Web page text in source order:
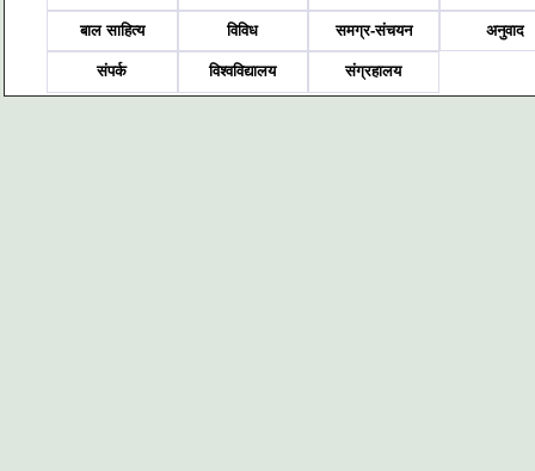
बाल साहित्य विविध समग्र-संचयन अनुवाद
संपर्क विश्वविद्यालय संग्रहालय